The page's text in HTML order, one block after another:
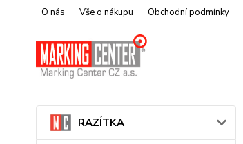
O nás Vše o nákupu Obchodní podmínky
RAZÍTKA